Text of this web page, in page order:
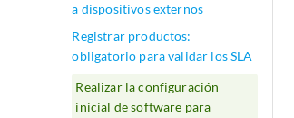
a dispositivos externos
Registrar productos:
obligatorio para validar los SLA
Realizar la configuración
inicial de software para